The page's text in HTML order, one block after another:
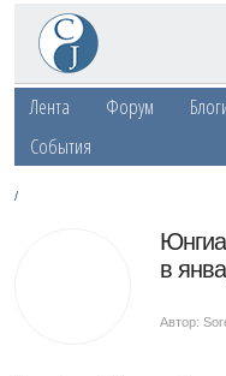
Лента Форум
События
/
в
Автор: